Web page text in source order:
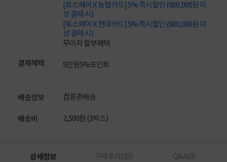
[토스페이 X 농협카드] 5% 즉시할인 (800,000원 이
상 결제 시)
[토스페이 X 현대카드] 5% 즉시할인 (800,000원 이
상 결제 시)
무이자 할부혜택
결제혜택 5만원5%포인트
배송정보 컴퓨존배송
배송비 2,500원 (1박스)
상세정보 구매후기(15) Q&A(0)